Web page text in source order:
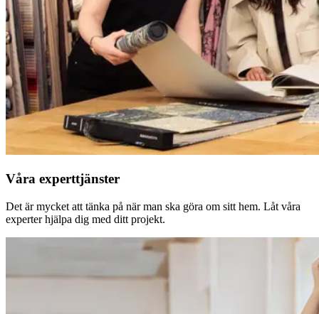
Våra experttjänster
Det är mycket att tänka på när man ska göra om sitt hem. Låt våra
experter hjälpa dig med ditt projekt.